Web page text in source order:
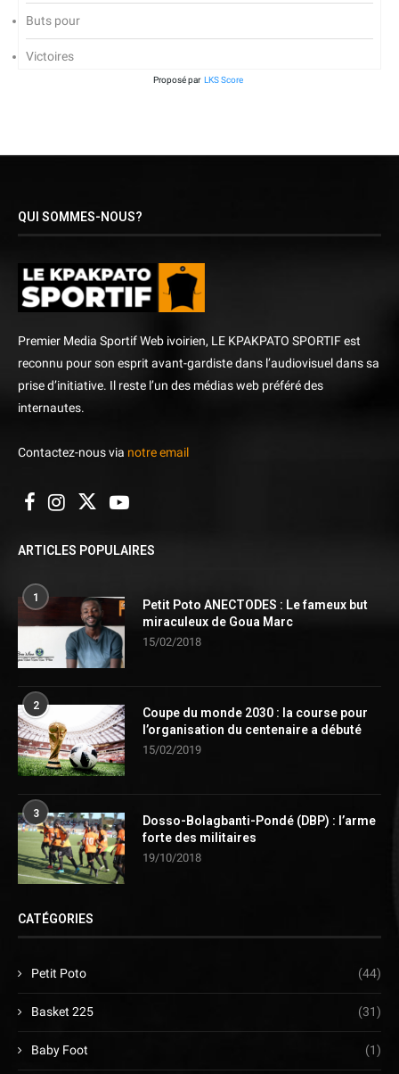
Buts pour
Victoires
Proposé par LKS Score
QUI SOMMES-NOUS?
Premier Media Sportif Web ivoirien, LE KPAKPATO SPORTIF est
reconnu pour son esprit avant-gardiste dans l’audiovisuel dans sa
prise d’initiative. Il reste l’un des médias web préféré des
internautes.
Contactez-nous via notre email
ARTICLES POPULAIRES
1
Petit Poto ANECTODES : Le fameux but
miraculeux de Goua Marc
15/02/2018
2
Coupe du monde 2030 : la course pour
l’organisation du centenaire a débuté
15/02/2019
3
Dosso-Bolagbanti-Pondé (DBP) : l’arme
forte des militaires
19/10/2018
CATÉGORIES
Petit Poto (44)
Basket 225 (31)
Baby Foot (1)